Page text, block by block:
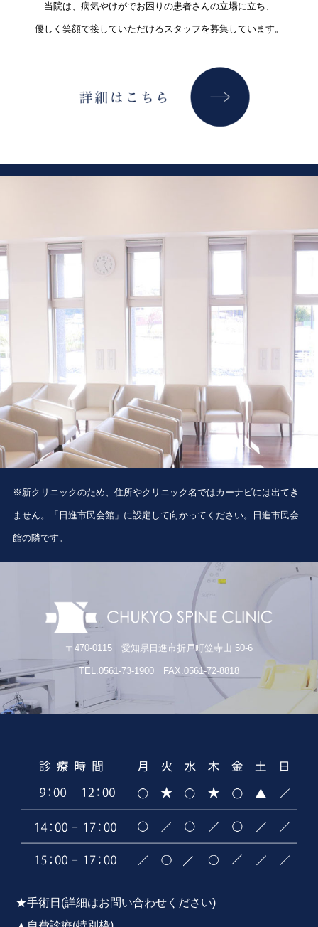
当院は、病気やけがでお困りの患者さんの立場に立ち、
優しく笑顔で接していただけるスタッフを募集しています。
※新クリニックのため、住所やクリニック名ではカーナビには出てき
ません。「日進市民会館」に設定して向かってください。日進市民会
館の隣です。
〒470-0115 愛知県日進市折戸町笠寺山 50-6
TEL.0561-73-1900 FAX.0561-72-8818
★手術日(詳細はお問い合わせください)